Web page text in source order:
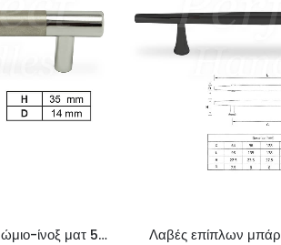
μαύρο 705-7